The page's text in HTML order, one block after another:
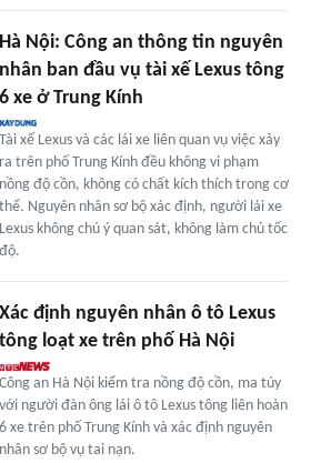
Hà Nội: Công an thông tin nguyên
nhân ban đầu vụ tài xế Lexus tông
6 xe ở Trung Kính
Tài xế Lexus và các lái xe liên quan vụ việc xảy
ra trên phố Trung Kính đều không vi phạm
nồng độ cồn, không có chất kích thích trong cơ
thể. Nguyên nhân sơ bộ xác định, người lái xe
Lexus không chú ý quan sát, không làm chủ tốc
độ.
Xác định nguyên nhân ô tô Lexus
tông loạt xe trên phố Hà Nội
Công an Hà Nội kiểm tra nồng độ cồn, ma túy
với người đàn ông lái ô tô Lexus tông liên hoàn
6 xe trên phố Trung Kính và xác định nguyên
nhân sơ bộ vụ tai nạn.